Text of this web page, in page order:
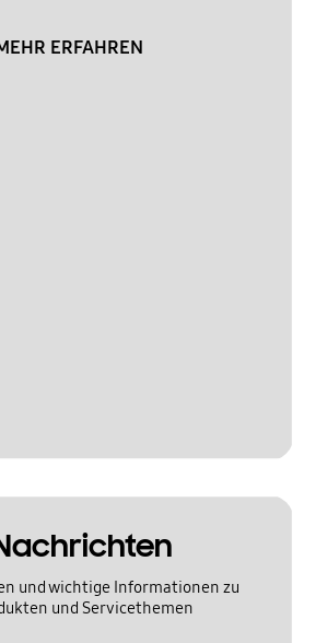
ERFAHREN
und wichtige Informationen zu
und Servicethemen